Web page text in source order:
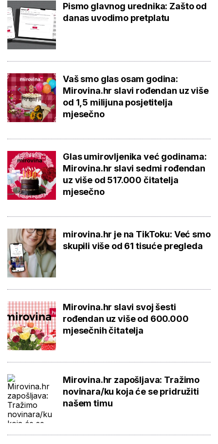
Pismo glavnog urednika: Zašto od
danas uvodimo pretplatu
Vaš smo glas osam godina:
Mirovina.hr slavi rođendan uz više
od 1,5 milijuna posjetitelja
mjesečno
Glas umirovljenika već godinama:
Mirovina.hr slavi sedmi rođendan
uz više od 517.000 čitatelja
mjesečno
mirovina.hr je na TikToku: Već smo
skupili više od 61 tisuće pregleda
Mirovina.hr slavi svoj šesti
rođendan uz više od 600.000
mjesečnih čitatelja
Mirovina.hr zapošljava: Tražimo
novinara/ku koja će se pridružiti
našem timu